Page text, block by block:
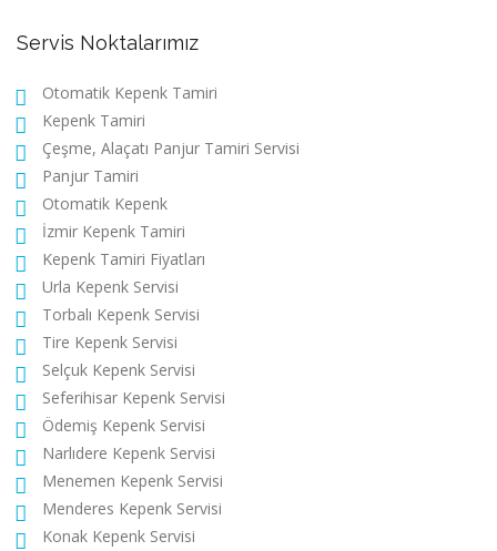
Servis Noktalarımız
Otomatik Kepenk Tamiri
Kepenk Tamiri
Çeşme, Alaçatı Panjur Tamiri Servisi
Panjur Tamiri
Otomatik Kepenk
İzmir Kepenk Tamiri
Kepenk Tamiri Fiyatları
Urla Kepenk Servisi
Torbalı Kepenk Servisi
Tire Kepenk Servisi
Selçuk Kepenk Servisi
Seferihisar Kepenk Servisi
Ödemiş Kepenk Servisi
Narlıdere Kepenk Servisi
Menemen Kepenk Servisi
Menderes Kepenk Servisi
Konak Kepenk Servisi